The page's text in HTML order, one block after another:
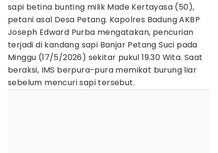
sapi betina bunting milik Made Kertayasa (50),
petani asal Desa Petang. Kapolres Badung AKBP
Joseph Edward Purba mengatakan, pencurian
terjadi di kandang sapi Banjar Petang Suci pada
Minggu (17/5/2026) sekitar pukul 19.30 Wita. Saat
beraksi, IMS berpura-pura memikat burung liar
sebelum mencuri sapi tersebut.